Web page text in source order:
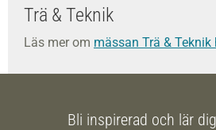
Trä & Teknik
Läs mer om mässan Trä & Teknik
Bli inspirerad och lär